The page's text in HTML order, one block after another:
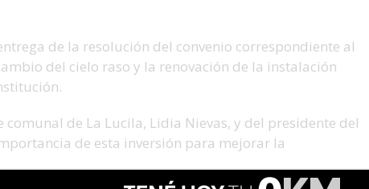
de la resolución del convenio correspondiente al
del cielo raso y la renovación de la instalación
de La Lucila, Lidia Nievas, y del presidente del
de esta inversión para mejorar la